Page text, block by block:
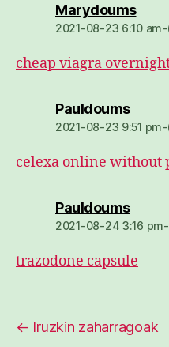
Marydoumsdio:
2021-08-23 6:10 am-
cheap viagra
Pauldoumsdio:
2021-08-23 9:51 pm-
celexa online without
Pauldoumsdio:
2021-08-24 3:16
trazodone capsule
← Iruzkin zaharragoak